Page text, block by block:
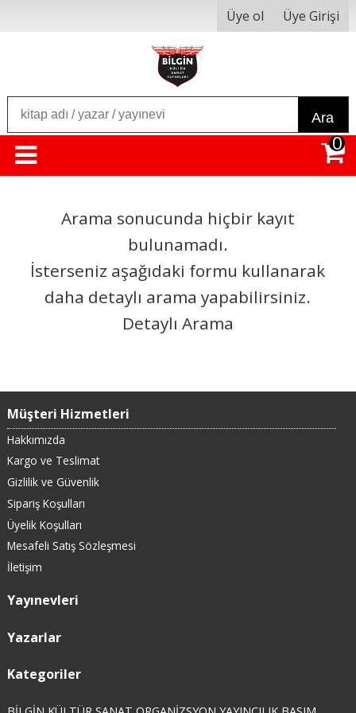
Üye ol Üye Girişi
Ara
0
Arama sonucunda hiçbir kayıt
bulunamadı.
İsterseniz aşağıdaki formu kullanarak
daha detaylı arama yapabilirsiniz.
Detaylı Arama
Müşteri Hizmetleri
Hakkımızda
Kargo ve Teslimat
Gizlilik ve Güvenlik
Sipariş Koşulları
Üyelik Koşulları
Mesafeli Satış Sözleşmesi
İletişim
Yayınevleri
Yazarlar
Kategoriler